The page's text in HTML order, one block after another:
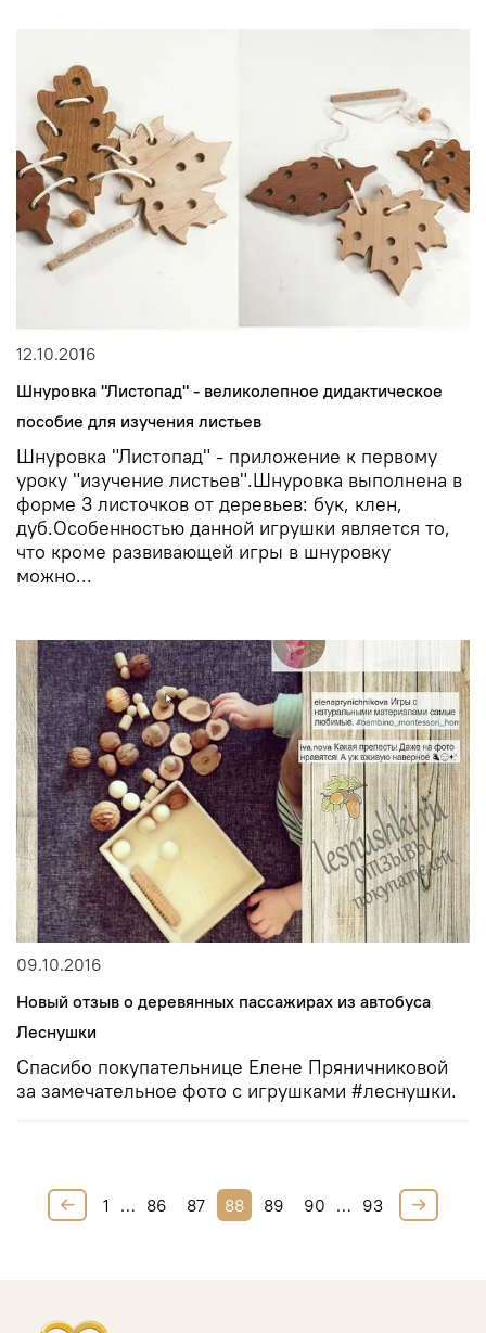
12.10.2016
Шнуровка "Листопад" - великолепное дидактическое
пособие для изучения листьев
Шнуровка "Листопад" - приложение к первому
уроку "изучение листьев".Шнуровка выполнена в
форме 3 листочков от деревьев: бук, клен,
дуб.Особенностью данной игрушки является то,
что кроме развивающей игры в шнуровку
можно...
09.10.2016
Новый отзыв о деревянных пассажирах из автобуса
Леснушки
Спасибо покупательнице Елене Пряничниковой
за замечательное фото с игрушками #леснушки.
1 … 86 87 88 89 90 … 93